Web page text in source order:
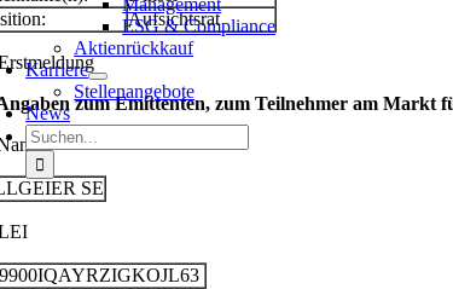
Management
ESG & Compliance
Aktienrückkauf
Karriere
Stellenangebote
News
Suche
nach:
Aufsichtsrat
zum Emittenten, zum Teilnehmer am Markt
SE